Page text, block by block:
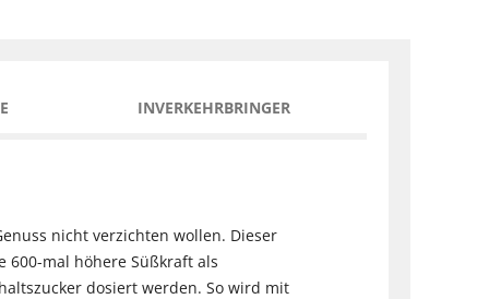
INVERKEHRBRINGER
nicht verzichten wollen. Dieser
600-mal höhere Süßkraft als
dosiert werden. So wird mit